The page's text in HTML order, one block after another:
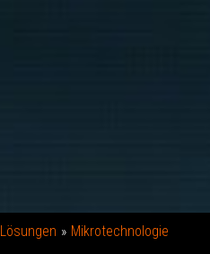
Lösungen Mikrotechnologie